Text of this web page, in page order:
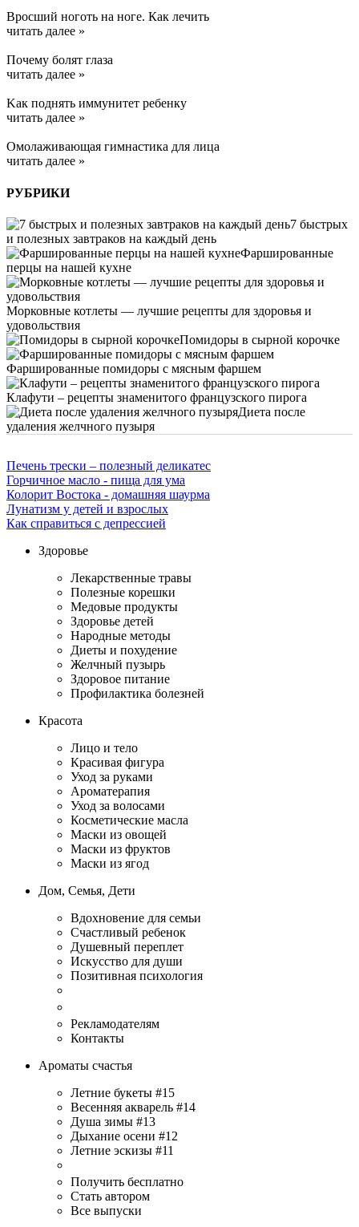
Вросший ноготь на ноге. Как лечить
читать далее »
Почему болят глаза
читать далее »
Kак поднять иммунитет ребенку
читать далее »
Омолаживающая гимнастика для лица
читать далее »
РУБРИКИ
7 быстрых
и полезных завтраков на каждый день
Фаршированные
перцы на нашей кухне
Морковные котлеты — лучшие рецепты для здоровья и
удовольствия
Помидоры в сырной корочке
Фаршированные помидоры с мясным фаршем
Клафути – рецепты знаменитого французского пирога
Диета после
удаления желчного пузыря
Печень трески – полезный деликатес
Горчичное масло - пища для ума
Колорит Востока - домашняя шаурма
Лунатизм у детей и взрослых
Как справиться с депрессией
Здоровье
Лекарственные травы
Полезные корешки
Медовые продукты
Здоровье детей
Народные методы
Диеты и похудение
Желчный пузырь
Здоровое питание
Профилактика болезней
Красота
Лицо и тело
Красивая фигура
Уход за руками
Ароматерапия
Уход за волосами
Косметические масла
Маски из овощей
Маски из фруктов
Маски из ягод
Дом, Семья, Дети
Вдохновение для семьи
Счастливый ребенок
Душевный переплет
Искусство для души
Позитивная психология
Рекламодателям
Контакты
Ароматы счастья
Летние букеты #15
Весенняя акварель #14
Душа зимы #13
Дыхание осени #12
Летние эскизы #11
Получить бесплатно
Стать автором
Все выпуски